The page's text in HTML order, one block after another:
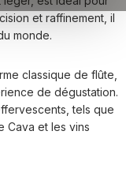
et raffinement, il
monde.
classique de flûte,
de dégustation.
tels que
Cava et les vins